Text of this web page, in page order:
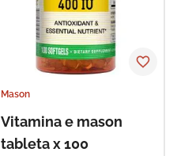
Mason
Vitamina e mason
tableta x 100